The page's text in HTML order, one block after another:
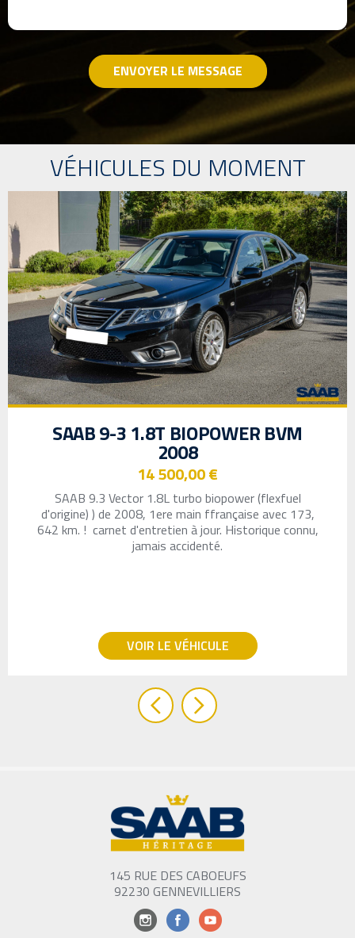
ENVOYER LE MESSAGE
VÉHICULES DU MOMENT
SAAB 9-3 1.8T BIOPOWER BVM
2008
14 500,00 €
SAAB 9.3 Vector 1.8L turbo biopower (flexfuel
d'origine) ) de 2008, 1ere main ffrançaise avec 173,
642 km. ! carnet d'entretien à jour. Historique connu,
jamais accidenté.
VOIR LE VÉHICULE
145 RUE DES CABOEUFS
92230 GENNEVILLIERS